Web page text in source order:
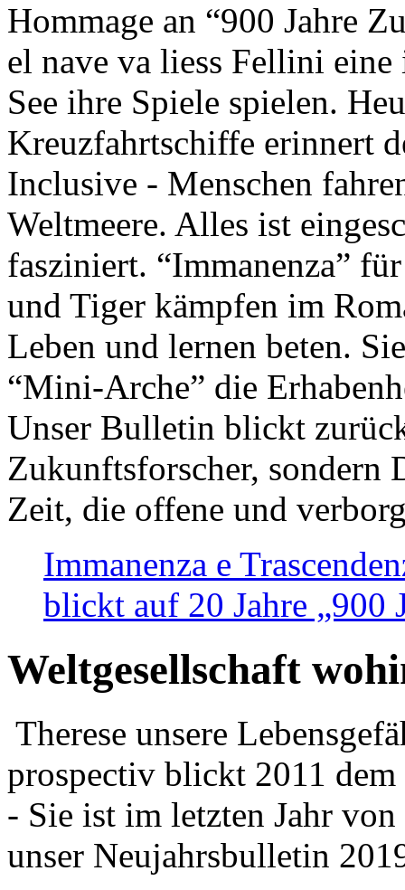
Hommage an “900 Jahre
el nave va liess Fellini
See ihre Spiele spielen.
Kreuzfahrtschiffe erinnert
Inclusive - Menschen
Weltmeere. Alles ist
fasziniert. “Immanenza”
und Tiger kämpfen im
Leben und lernen beten.
“Mini-Arche” die
Unser Bulletin blickt
Zukunftsforscher, sondern
Zeit, die offene und
Immanenza e
blickt auf 20 Jahre „900
Weltgesellschaft
Therese unsere
prospectiv blickt 2011
- Sie ist im letzten Jahr
unser Neujahrsbulletin